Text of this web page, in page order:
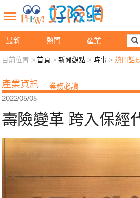
最新 熱門 產業
壽險變革
新聞觀點 業務交流 好險懂
退休先準備 好險學堂 輔銷
目前位置 >首頁 >新聞觀點 > 時事 >熱門話
產業資訊 業務必讀
2022/05/05
壽險變革 跨入保經